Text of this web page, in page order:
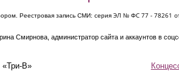
Реестровая запись СМИ: серия ЭЛ № ФС 77 - 78261
Смирнова, администратор сайта и аккаунтов в
«Три-В»